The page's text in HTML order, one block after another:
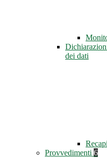
dei dati
Provvedimenti 6